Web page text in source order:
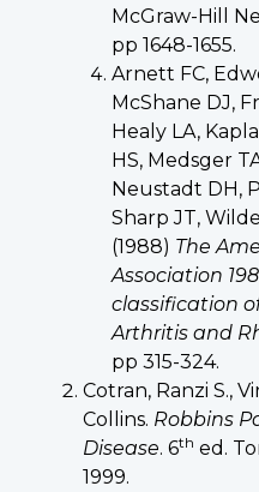
McGraw-Hill
pp 1648-1655.
Arnett FC,
McShane DJ,
Healy LA,
HS, Medsger
Neustadt DH,
Sharp JT,
(1988) The
Association
classification
Arthritis and
pp 315-324.
Cotran, Ranzi S.,
Collins. Robbins
Disease. 6th ed .
1999.